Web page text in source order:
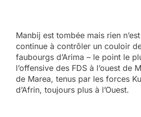
Manbij est tombée mais rien
continue à contrôler un couloir
faubourgs d’Arima – le point le
l’offensive des FDS à l’ouest de
de Marea, tenus par les forces
d’Afrin, toujours plus à l’Ouest.